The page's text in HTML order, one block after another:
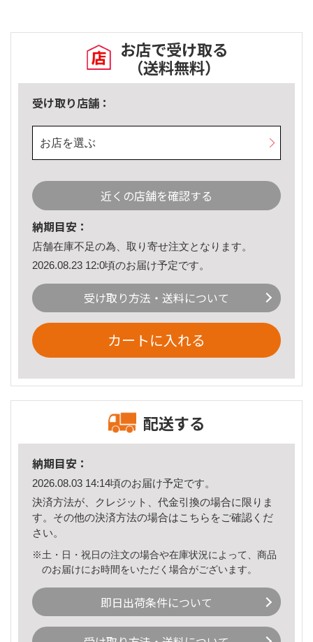
お店で受け取る
（送料無料）
受け取り店舗：
お店を選ぶ
近くの店舗を確認する
納期目安：
店舗在庫不足の為、取り寄せ注文となります。
2026.08.23 12:0頃のお届け予定です。
受け取り方法・送料について
カートに入れる
配送する
納期目安：
2026.08.03 14:14頃のお届け予定です。
決済方法が、クレジット、代金引換の場合に限りま
す。その他の決済方法の場合はこちら をご確認くだ
さい。
※土・日・祝日の注文の場合や在庫状況によって、商品
のお届けにお時間をいただく場合がございます。
即日出荷条件について